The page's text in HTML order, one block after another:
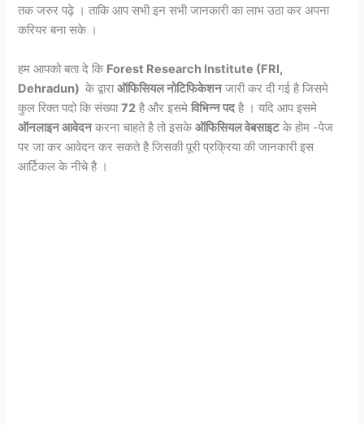
तक जरुर पढ़े । ताकि आप सभी इन सभी जानकारी का लाभ उठा कर अपना
करियर बना सके ।
हम आपको बता दे कि Forest Research Institute (FRI,
Dehradun) के द्वाराऑफिसियल नोटिफिकेशनजारी कर दी गई है जिसमे
कुल रिक्त पदो कि संख्या72 है और इसमेविभिन्न पदहै । यदि आप इसमे
ऑनलाइन आवेदनकरना चाहते है तो इसकेऑफिसियल वेबसाइटके होम -पेज
पर जा कर आवेदन कर सकते है जिसकी पूरी प्रक्रिया की जानकारी इस
आर्टिकल के नीचे है ।